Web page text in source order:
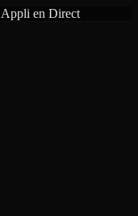
Appli en Direct